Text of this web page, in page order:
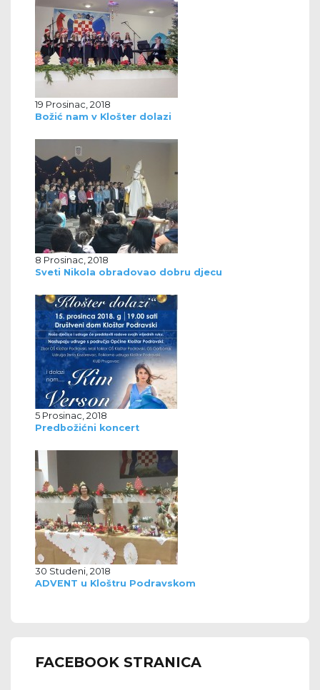
19 Prosinac, 2018
Božić nam v Klošter dolazi
8 Prosinac, 2018
Sveti Nikola obradovao dobru djecu
5 Prosinac, 2018
Predbožićni koncert
30 Studeni, 2018
ADVENT u Kloštru Podravskom
FACEBOOK STRANICA